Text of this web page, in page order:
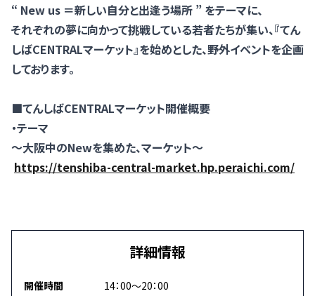
“ New us ＝新しい自分と出逢う場所 ” をテーマに、
それぞれの夢に向かって挑戦している若者たちが集い、『てん
しばCENTRALマーケット』を始めとした、野外イベントを企画
しております。
■てんしばCENTRALマーケット開催概要
・テーマ
〜大阪中のNewを集めた、マーケット〜
https://tenshiba-central-market.hp.peraichi.com/
詳細情報
開催時間 14：00～20：00